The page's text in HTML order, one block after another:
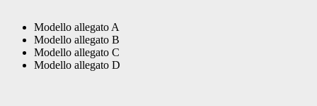
Modello allegato A
Modello allegato B
Modello allegato C
Modello allegato D